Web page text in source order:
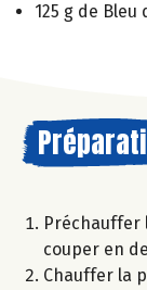
125 g de Bleu
Préchauffer
couper en
Chauffer la